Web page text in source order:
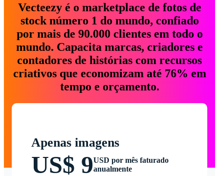
Vecteezy é o marketplace de fotos de
stock número 1 do mundo, confiado
por mais de 90.000 clientes em todo o
mundo. Capacita marcas, criadores e
contadores de histórias com recursos
criativos que economizam até 76% em
tempo e orçamento.
Apenas imagens
US$ 9USD por mês faturado
anualmente